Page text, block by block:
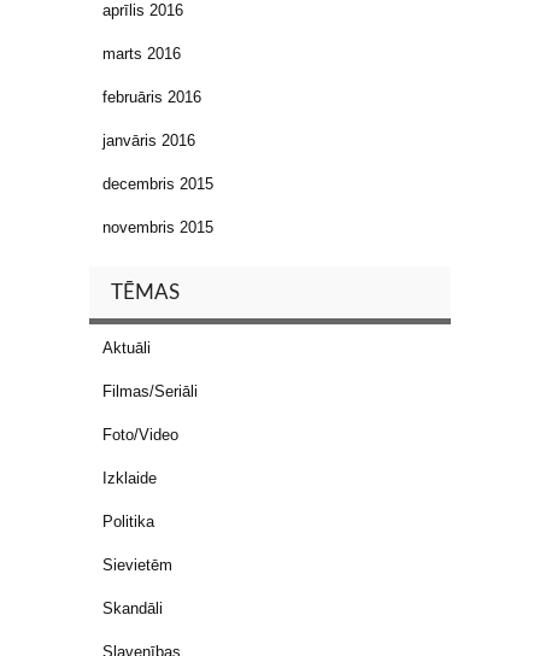
aprīlis 2016
marts 2016
februāris 2016
janvāris 2016
decembris 2015
novembris 2015
TĒMAS
Aktuāli
Filmas/Seriāli
Foto/Video
Izklaide
Politika
Sievietēm
Skandāli
Slavenības